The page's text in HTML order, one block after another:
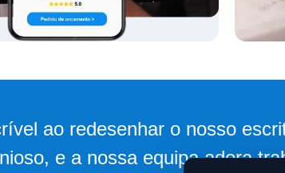
ao redesenhar o nosso
e a nossa equipa adora